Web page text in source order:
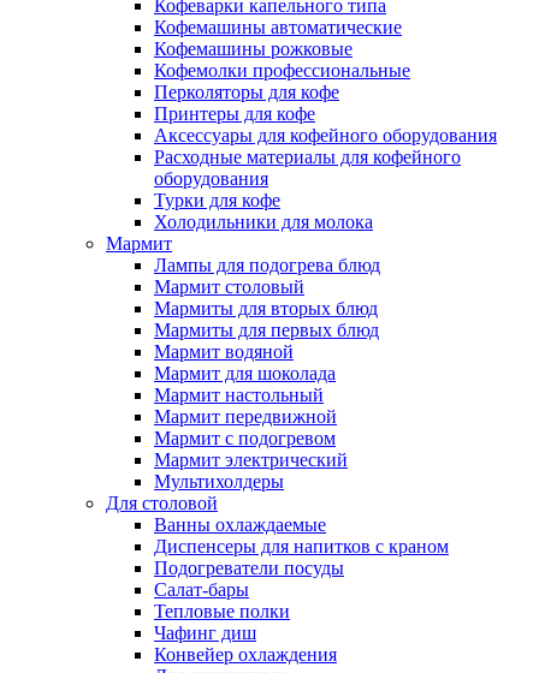
Кофеварки капельного типа
Кофемашины автоматические
Кофемашины рожковые
Кофемолки профессиональные
Перколяторы для кофе
Принтеры для кофе
Аксессуары для кофейного оборудования
Расходные материалы для кофейного
оборудования
Турки для кофе
Холодильники для молока
Мармит
Лампы для подогрева блюд
Мармит столовый
Мармиты для вторых блюд
Мармиты для первых блюд
Мармит водяной
Мармит для шоколада
Мармит настольный
Мармит передвижной
Мармит с подогревом
Мармит электрический
Мультихолдеры
Для столовой
Ванны охлаждаемые
Диспенсеры для напитков с краном
Подогреватели посуды
Салат-бары
Тепловые полки
Чафинг диш
Конвейер охлаждения